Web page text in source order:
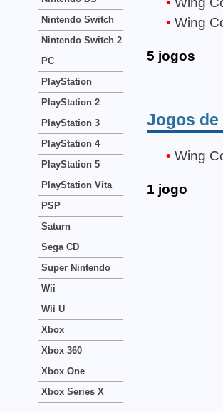
Wing
5 jogos
Jogos de
Wing
1 jogo
Nintendo Switch
Nintendo Switch 2
PC
PlayStation
PlayStation 2
PlayStation 3
PlayStation 4
PlayStation 5
PlayStation Vita
PSP
Saturn
Sega CD
Super Nintendo
Wii
Wii U
Xbox
Xbox 360
Xbox One
Xbox Series X